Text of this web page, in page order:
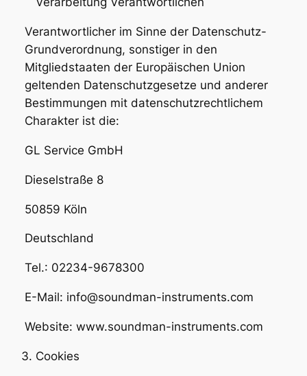
Verantwortlicher im Sinne der Datenschutz-
Grundverordnung, sonstiger in den
Mitgliedstaaten der Europäischen Union
geltenden Datenschutzgesetze und anderer
Bestimmungen mit datenschutzrechtlichem
Charakter ist die:
GL Service GmbH
Dieselstraße 8
50859 Köln
Deutschland
Tel.: 02234-9678300
E-Mail: info@soundman-instruments.com
Website: www.soundman-instruments.com
Cookies